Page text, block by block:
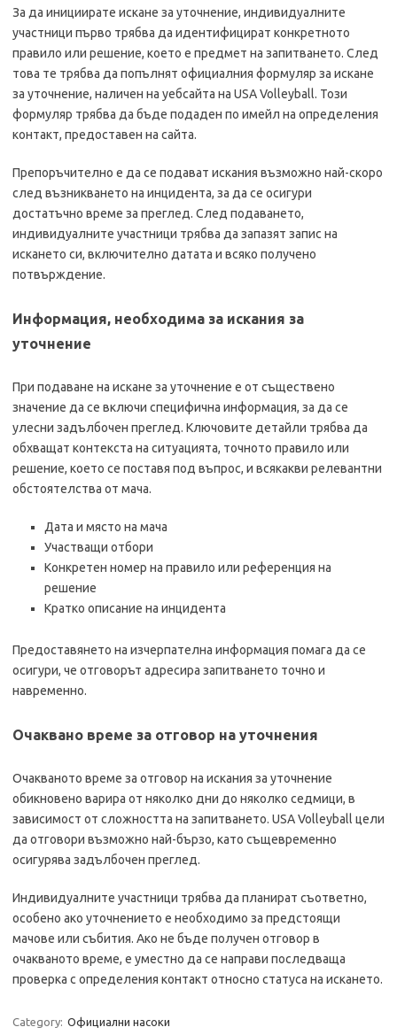
За да инициирате искане за уточнение, индивидуалните
участници първо трябва да идентифицират конкретното
правило или решение, което е предмет на запитването. След
това те трябва да попълнят официалния формуляр за искане
за уточнение, наличен на уебсайта на USA Volleyball. Този
формуляр трябва да бъде подаден по имейл на определения
контакт, предоставен на сайта.
Препоръчително е да се подават искания възможно най-скоро
след възникването на инцидента, за да се осигури
достатъчно време за преглед. След подаването,
индивидуалните участници трябва да запазят запис на
искането си, включително датата и всяко получено
потвърждение.
Информация, необходима за искания за
уточнение
При подаване на искане за уточнение е от съществено
значение да се включи специфична информация, за да се
улесни задълбочен преглед. Ключовите детайли трябва да
обхващат контекста на ситуацията, точното правило или
решение, което се поставя под въпрос, и всякакви релевантни
обстоятелства от мача.
Дата и място на мача
Участващи отбори
Конкретен номер на правило или референция на
решение
Кратко описание на инцидента
Предоставянето на изчерпателна информация помага да се
осигури, че отговорът адресира запитването точно и
навременно.
Очаквано време за отговор на уточнения
Очакваното време за отговор на искания за уточнение
обикновено варира от няколко дни до няколко седмици, в
зависимост от сложността на запитването. USA Volleyball цели
да отговори възможно най-бързо, като същевременно
осигурява задълбочен преглед.
Индивидуалните участници трябва да планират съответно,
особено ако уточнението е необходимо за предстоящи
мачове или събития. Ако не бъде получен отговор в
очакваното време, е уместно да се направи последваща
проверка с определения контакт относно статуса на искането.
Category: Официални насоки